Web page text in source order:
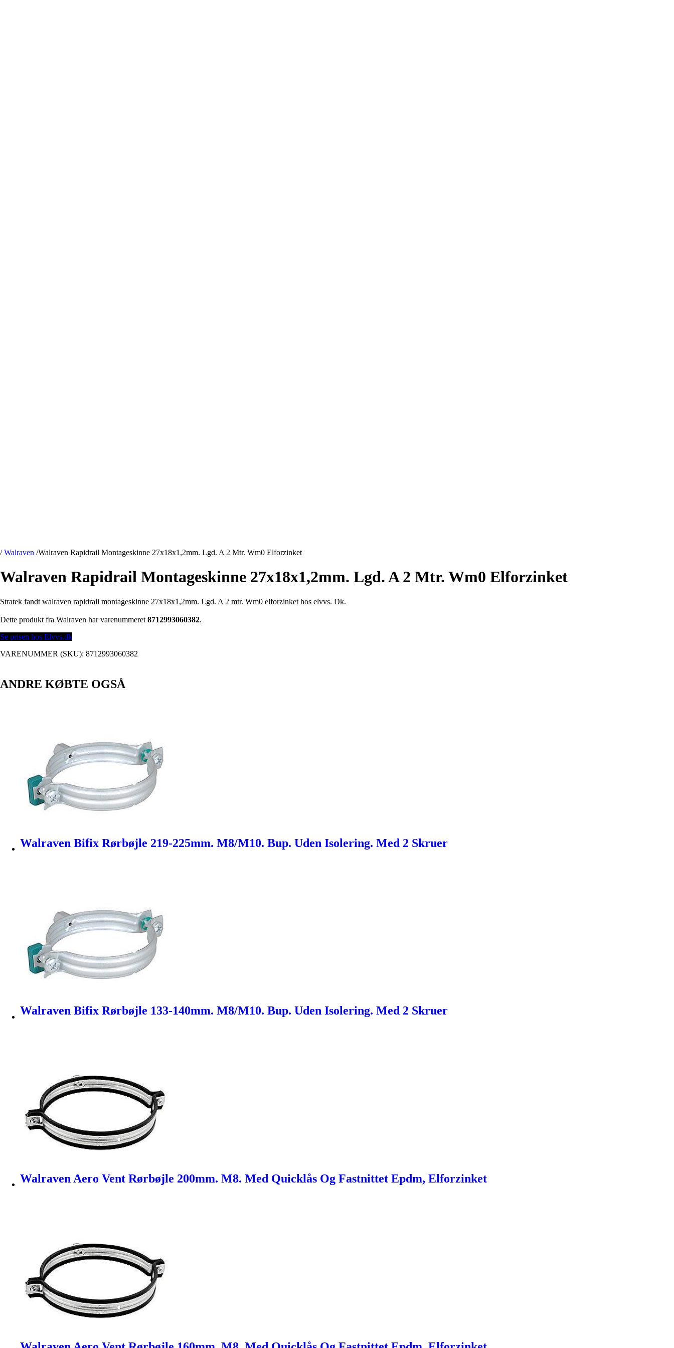
/ Walraven /Walraven Rapidrail Montageskinne 27x18x1,2mm. Lgd. A 2 Mtr. Wm0 Elforzinket
Walraven Rapidrail Montageskinne 27x18x1,2mm. Lgd. A 2 Mtr. Wm0 Elforzinket
Stratek fandt walraven rapidrail montageskinne 27x18x1,2mm. Lgd. A 2 mtr. Wm0 elforzinket hos elvvs. Dk.
Dette produkt fra Walraven har varenummeret 8712993060382.
Se prisen hos Elvvs.dk
VARENUMMER (SKU): 8712993060382
ANDRE KØBTE OGSÅ
Walraven Bifix Rørbøjle 219-225mm. M8/M10. Bup. Uden Isolering. Med 2 Skruer
Walraven Bifix Rørbøjle 133-140mm. M8/M10. Bup. Uden Isolering. Med 2 Skruer
Walraven Aero Vent Rørbøjle 200mm. M8. Med Quicklås Og Fastnittet Epdm, Elforzinket